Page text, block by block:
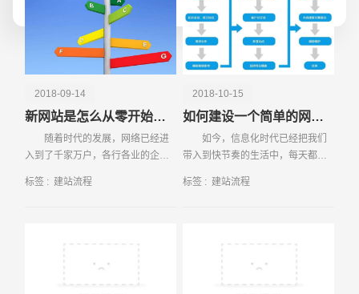
节与专业性，确保网站高效运行与数据安全。
2018-09-14
新网站是怎么从零开始建设的 有哪些建站流程
随着时代的发展，网络已经进
入到了千家万户，各行各业的企业
老牌企业也都加入到了新时代，开
标签 : 建站流程
2018-10-15
如何建设一个简单的网站 建站基本流程要知晓
如今，信息化时代已经把我们
带入到快节奏的生活中，每天都有
科技的不断发展让网站建站的成本
标签 : 建站流程
请输入您的公司名称 名字